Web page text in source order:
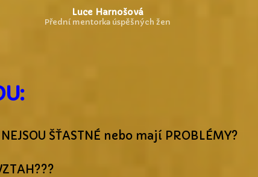
Luce Harnošová
Přední mentorka úspěšných žen
ŠŤASTNÉ nebo mají PROBLÉMY?